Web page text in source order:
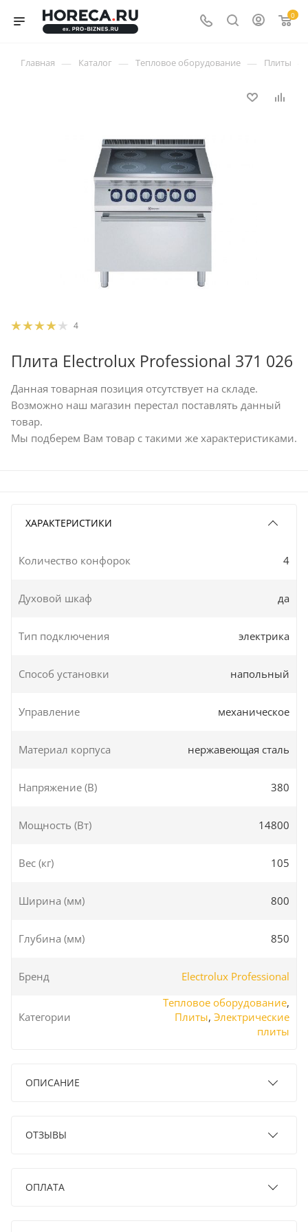
0
Главная — Каталог — Тепловое оборудование — Плиты
4
Плита Electrolux Professional 371 026
Данная товарная позиция отсутствует на складе.
Возможно наш магазин перестал поставлять данный
товар.
Мы подберем Вам товар с такими же характеристиками.
ХАРАКТЕРИСТИКИ
Количество конфорок 4
Духовой шкаф да
Тип подключения электрика
Способ установки напольный
Управление механическое
Материал корпуса нержавеющая сталь
Напряжение (В) 380
Мощность (Вт) 14800
Вес (кг) 105
Ширина (мм) 800
Глубина (мм) 850
Бренд Electrolux Professional
Категории
Тепловое оборудование,
Плиты, Электрические
плиты
ОПИСАНИЕ
ОТЗЫВЫ
ОПЛАТА